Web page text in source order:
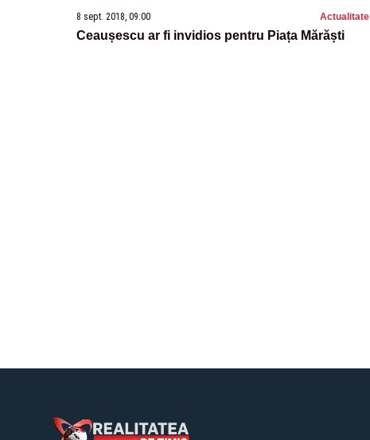
8 sept. 2018, 09:00 Actualitate
Ceaușescu ar fi invidios pentru Piața Mărăști